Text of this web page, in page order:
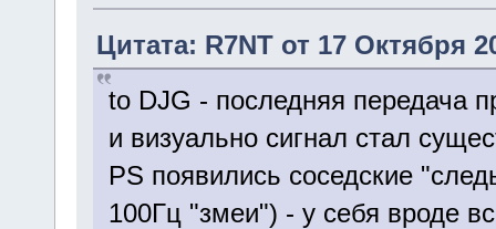
Цитата: R7NT от 17 Октября
to DJG - последняя передача
и визуально сигнал стал
PS появились соседские
100Гц "змеи") - у себя вроде